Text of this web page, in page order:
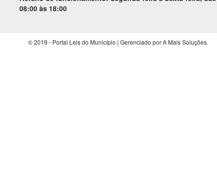
08:00 às 18:00
© 2019 - Portal Leis do Município | Gerenciado por A Mais Soluções.